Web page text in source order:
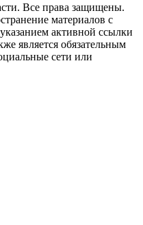
Все права защищены.
материалов с
активной ссылки
является обязательным
сети или